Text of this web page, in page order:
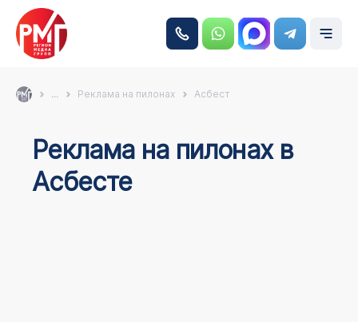
... Реклама на пилонах Асбест
Реклама на пилонах в
Асбесте